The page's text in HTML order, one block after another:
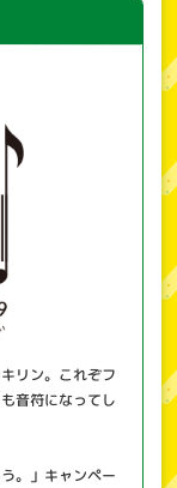
リン。これぞフ
音符になってし
。」キャンペー